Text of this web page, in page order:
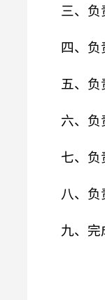
三、负
四、
五、负
六、负
七、负
八、负
九、完